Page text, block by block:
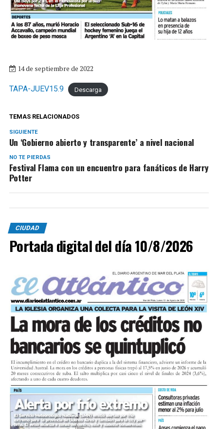
14 de septiembre de 2022
TAPA-JUEV15.9 Descarga
TEMAS RELACIONADOS
SIGUIENTE
Un ‘Gobierno abierto y transparente’ a nivel nacional
NO TE PIERDAS
Festival Flama con un encuentro para fanáticos de Harry
Potter
CIUDAD
Portada digital del día 10/8/2026